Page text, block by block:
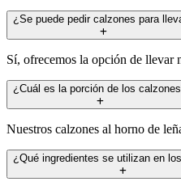
¿Se puede pedir calzones para
Sí, ofrecemos la opción de llevar
¿Cuál es la porción de los
Nuestros calzones al horno de
¿Qué ingredientes se utilizan en